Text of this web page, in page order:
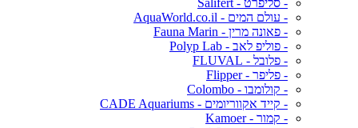
- סליפרט - Salifert
- עולם המים - AquaWorld.co.il
- פאונה מרין - Fauna Marin
- פוליפ לאב - Polyp Lab
- פלובל - FLUVAL
- פליפר - Flipper
- קולומבו - Colombo
- קייד אקווריומים - CADE Aquariums
- קמור - Kamoer